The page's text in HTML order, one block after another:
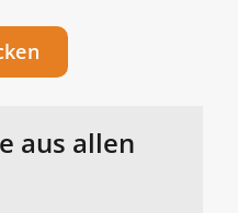
aus allen